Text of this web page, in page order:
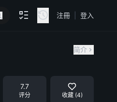
注冊 登入
简介
7.7
评分 收藏 (4)